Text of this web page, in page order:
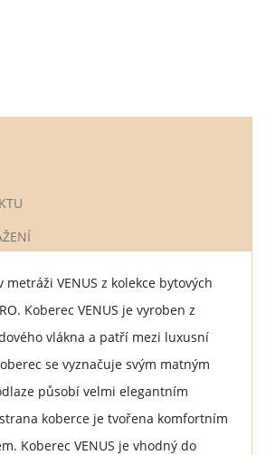
VENUS z kolekce bytových
Koberec VENUS je vyroben z
vlákna a patří mezi luxusní
se vyznačuje svým matným
působí velmi elegantním
koberce je tvořena komfortním
Koberec VENUS je vhodný do